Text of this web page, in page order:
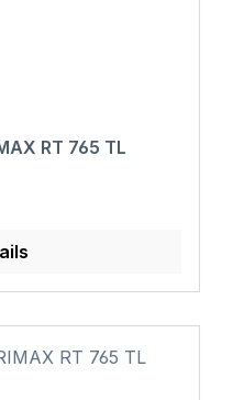
RT 765 TL